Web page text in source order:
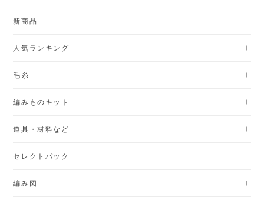
新商品
人気ランキング
毛糸
編みものキット
道具・材料など
セレクトパック
編み図